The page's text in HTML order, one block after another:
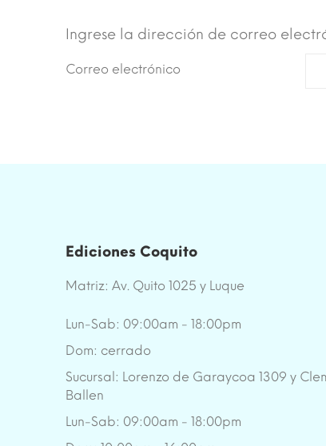
Ingrese la dirección de correo
Correo electrónico
Ediciones Coquito
Matriz: Av. Quito 1025 y Luque
Lun-Sab: 09:00am - 18:00pm
Dom: cerrado
Sucursal: Lorenzo de Garaycoa 1309 y
Ballen
Lun-Sab: 09:00am - 18:00pm